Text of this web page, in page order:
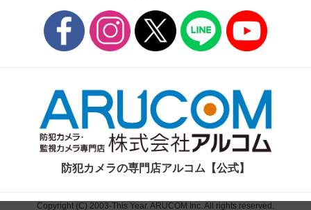
防犯カメラの専門店アルコム【公式】
Copyright (C) 2003-This Year. ARUCOM Inc. All rights reserved.